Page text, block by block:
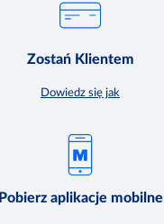
Zostań Klientem
Dowiedz się jak
Pobierz aplikacje mobilne